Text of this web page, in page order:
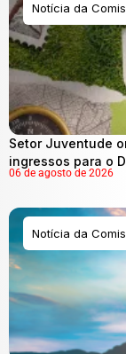
Notícia da
Setor Juventude
ingressos para o
06 de agosto de 2026
Notícia da